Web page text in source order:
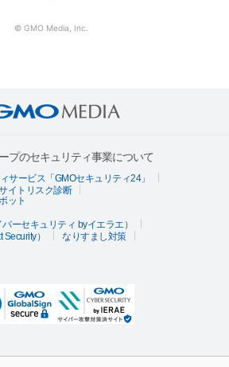
© GMO Media, Inc.
プのセキュリティ事業について
サービス「GMOセキュリティ24」
イトリスク診断
ット
ーセキュリティ byイエラエ）
）
なりすまし対策